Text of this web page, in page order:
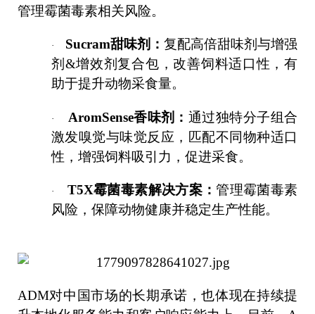
管理霉菌毒素相关风险。
· Sucram甜味剂：复配高倍甜味剂与增强
剂&增效剂复合包，改善饲料适口性，有
助于提升动物采食量。
· AromSense香味剂： 通过独特分子组合
激发嗅觉与味觉反应，匹配不同物种适口
性，增强饲料吸引力，促进采食。
· T5X霉菌毒素解决方案：管理霉菌毒素
风险，保障动物健康并稳定生产性能。
ADM对中国市场的长期承诺，也体现在持续提